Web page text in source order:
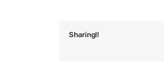
Sharing!!